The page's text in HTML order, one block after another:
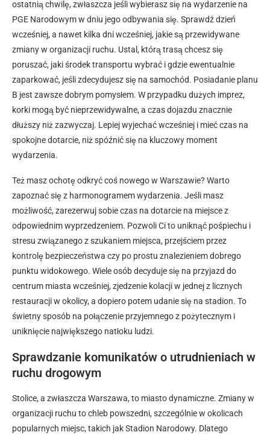
ostatnią chwilę, zwłaszcza jeśli wybierasz się na wydarzenie na
PGE Narodowym w dniu jego odbywania się. Sprawdź dzień
wcześniej, a nawet kilka dni wcześniej, jakie są przewidywane
zmiany w organizacji ruchu. Ustal, którą trasą chcesz się
poruszać, jaki środek transportu wybrać i gdzie ewentualnie
zaparkować, jeśli zdecydujesz się na samochód. Posiadanie planu
B jest zawsze dobrym pomysłem. W przypadku dużych imprez,
korki mogą być nieprzewidywalne, a czas dojazdu znacznie
dłuższy niż zazwyczaj. Lepiej wyjechać wcześniej i mieć czas na
spokojne dotarcie, niż spóźnić się na kluczowy moment
wydarzenia.
Też masz ochotę odkryć coś nowego w Warszawie? Warto
zapoznać się z harmonogramem wydarzenia. Jeśli masz
możliwość, zarezerwuj sobie czas na dotarcie na miejsce z
odpowiednim wyprzedzeniem. Pozwoli Ci to uniknąć pośpiechu i
stresu związanego z szukaniem miejsca, przejściem przez
kontrolę bezpieczeństwa czy po prostu znalezieniem dobrego
punktu widokowego. Wiele osób decyduje się na przyjazd do
centrum miasta wcześniej, zjedzenie kolacji w jednej z licznych
restauracji w okolicy, a dopiero potem udanie się na stadion. To
świetny sposób na połączenie przyjemnego z pożytecznym i
uniknięcie największego natłoku ludzi.
Sprawdzanie komunikatów o utrudnieniach w
ruchu drogowym
Stolice, a zwłaszcza Warszawa, to miasto dynamiczne. Zmiany w
organizacji ruchu to chleb powszedni, szczególnie w okolicach
popularnych miejsc, takich jak Stadion Narodowy. Dlatego